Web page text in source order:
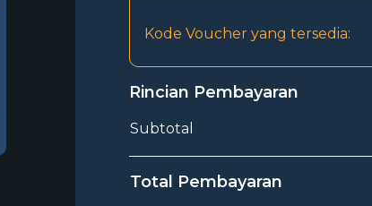
Kode Voucher yang tersedia:
Rincian Pembayaran
Subtotal
Total Pembayaran